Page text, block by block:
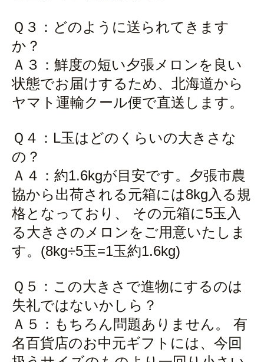
Ｑ３：どのように送られてきます
か？
Ａ３：鮮度の短い夕張メロンを良い
状態でお届けするため、北海道から
ヤマト運輸クール便で直送します。
Ｑ４：L玉はどのくらいの大きさな
の？
Ａ４：約1.6kgが目安です。夕張市農
協から出荷される元箱には8kg入る規
格となっており、 その元箱に5玉入
る大きさのメロンをご用意いたしま
す。(8kg÷5玉=1玉約1.6kg)
Ｑ５：この大きさで進物にするのは
失礼ではないかしら？
Ａ５：もちろん問題ありません。 有
名百貨店のお中元ギフトには、今回